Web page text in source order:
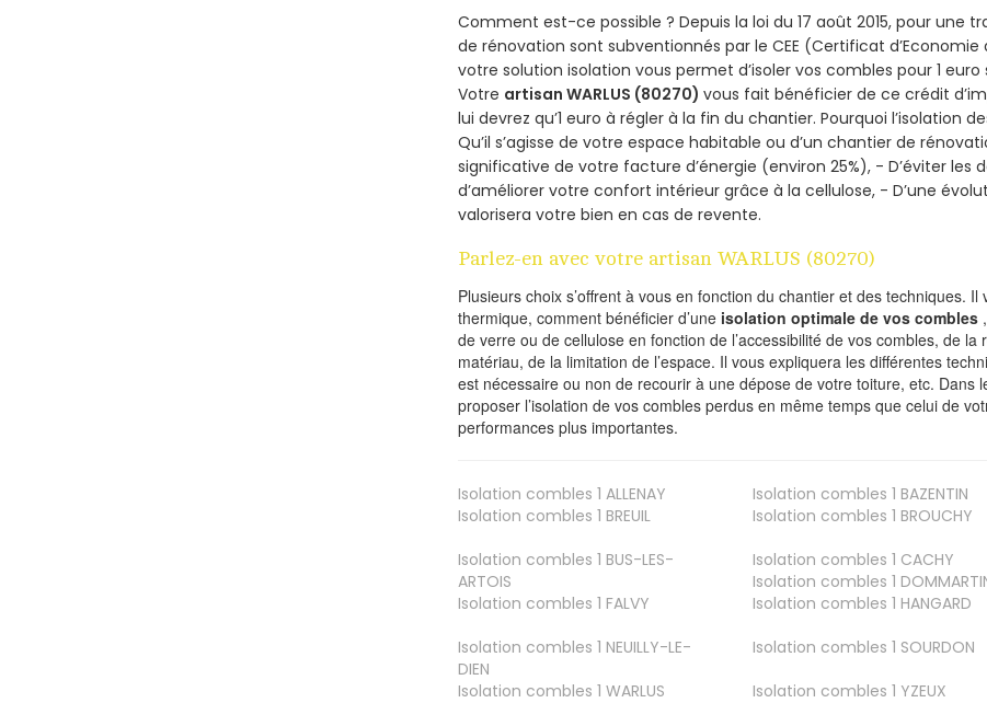
Comment est-ce possible ? Depuis la loi du 17 août 2015, pour une
de rénovation sont subventionnés par le CEE (Certificat
votre solution isolation vous permet d’isoler vos combles pour 1
Votre artisan WARLUS (80270)vous fait bénéficier de ce crédit
lui devrez qu’1 euro à régler à la fin du chantier. Pourquoi l’isolation
Qu’il s’agisse de votre espace habitable ou d’un chantier de
significative de votre facture d’énergie (environ 25%), - D’éviter les
d’améliorer votre confort intérieur grâce à la cellulose, - D’une
valorisera votre bien en cas de revente.
Parlez-en avec votre artisan WARLUS (80270)
Plusieurs choix s’offrent à vous en fonction du chantier et des techniques.
thermique, comment bénéficier d’une isolation optimale de vos combles
de verre ou de cellulose en fonction de l’accessibilité de vos combles, de la
matériau, de la limitation de l’espace. Il vous expliquera les différentes
est nécessaire ou non de recourir à une dépose de votre toiture, etc. Dans
proposer l’isolation de vos combles perdus en même temps que celui de
performances plus importantes.
Isolation combles 1 ALLENAY Isolation combles 1 BAZENTIN
Isolation combles 1 BREUIL Isolation combles 1 BROUCHY
Isolation combles 1 BUS-LES-
ARTOIS
Isolation combles 1 CACHY
Isolation combles 1
Isolation combles 1 FALVY Isolation combles 1 HANGARD
Isolation combles 1 NEUILLY-LE-
DIEN
Isolation combles 1 SOURDON
Isolation combles 1 WARLUS Isolation combles 1 YZEUX